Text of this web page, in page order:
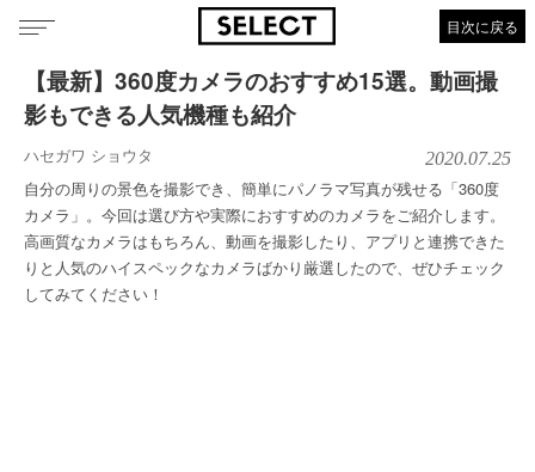
目次に戻る
【最新】360度カメラのおすすめ15選。動画撮
影もできる人気機種も紹介
ハセガワ ショウタ 2020.07.25
自分の周りの景色を撮影でき、簡単にパノラマ写真が残せる「360度
カメラ」。今回は選び方や実際におすすめのカメラをご紹介します。
高画質なカメラはもちろん、動画を撮影したり、アプリと連携できた
りと人気のハイスペックなカメラばかり厳選したので、ぜひチェック
してみてください！